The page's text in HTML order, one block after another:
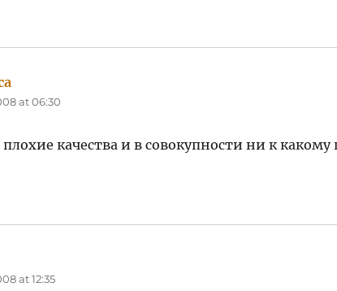
at 06:30
качества и в совокупности ни к какому
at 12:35